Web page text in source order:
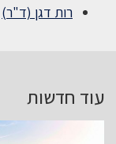
רות דגן (ד"ר)
עוד חדשות